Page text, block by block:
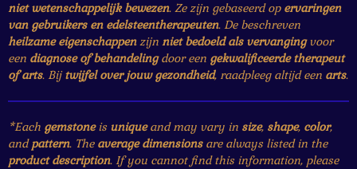
niet wetenschappelijk bewezen. Ze zijn gebaseerd op ervaringen
van gebruikers en edelsteentherapeuten. De beschreven
heilzame eigenschappenzijn niet bedoeld als vervangingvoor
een diagnose of behandelingdoor een gekwalificeerde therapeut
of arts. Bijtwijfel over jouw gezondheid, raadpleeg altijd een arts.
*Each gemstoneis uniqueand may vary in size, shape, color,
andpattern. The average dimensionsare always listed in the
product description. If you cannot find this information, please